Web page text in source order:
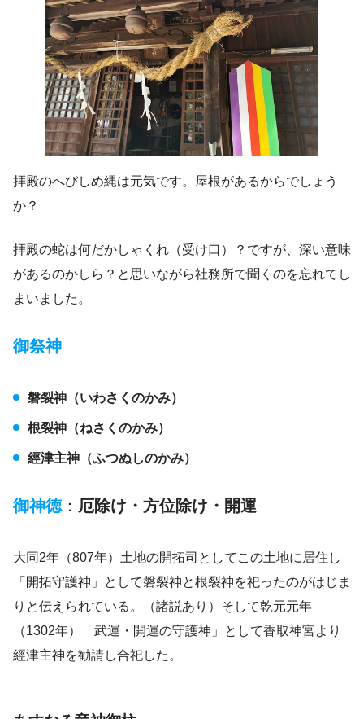
拝殿のへびしめ縄は元気です。屋根があるからでしょう
か？
拝殿の蛇は何だかしゃくれ（受け口）？ですが、深い意味
があるのかしら？と思いながら社務所で聞くのを忘れてし
まいました。
御祭神
磐裂神（いわさくのかみ）
根裂神（ねさくのかみ）
經津主神（ふつぬしのかみ）
御神徳： 厄除け・方位除け・開運
大同2年（807年）土地の開拓司としてこの土地に居住し
「開拓守護神」として磐裂神と根裂神を祀ったのがはじま
りと伝えられている。（諸説あり）そして乾元元年
（1302年）「武運・開運の守護神」として香取神宮より
經津主神を勧請し合祀した。